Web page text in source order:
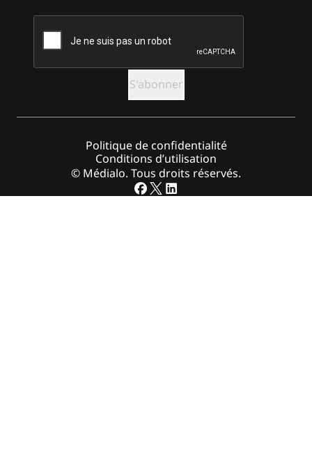
CAPTCHA
© Médialo. Tous droits réservés.
Politique de confidentialité
Conditions d’utilisation